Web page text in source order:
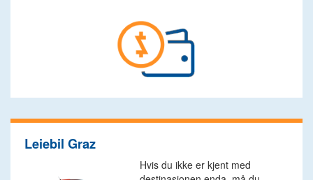
Leiebil Graz
Hvis du ikke er kjent med